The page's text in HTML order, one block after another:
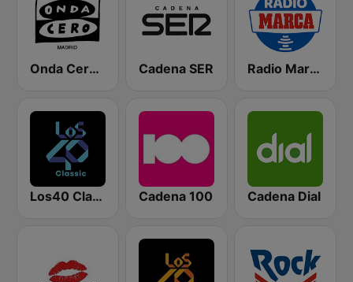
Onda Cero Madrid Cadena SER Radio Marca Nacional
Los40 Classic Cadena 100 Cadena Dial